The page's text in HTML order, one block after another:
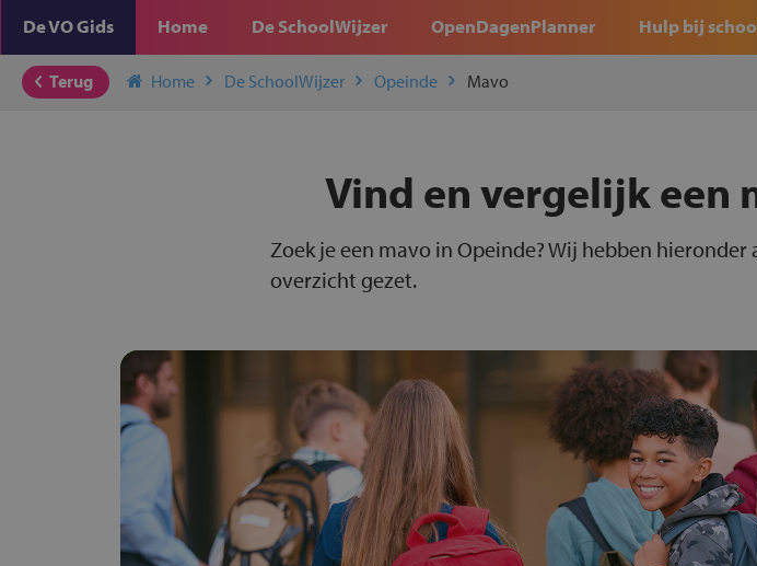
De VO Gids Home De SchoolWijzer OpenDagenPlanner Hulp bij
Terug Home De SchoolWijzer Opeinde Mavo
Vind en vergelijk een
Zoek je een mavo in Opeinde? Wij hebben
overzicht gezet.